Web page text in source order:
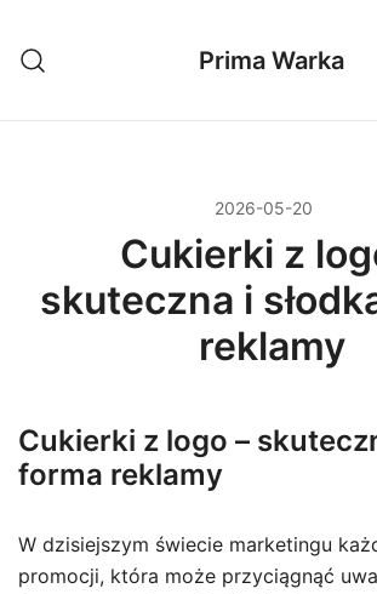
treści
Prima Warka
2026-05-20
Cukierki z
skuteczna i
reklamy
Cukierki z logo –
forma reklamy
W dzisiejszym świecie marketingu
promocji, która może przyciągnąć